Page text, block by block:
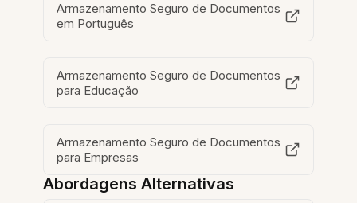
Armazenamento Seguro de Documentos
em Português
Armazenamento Seguro de Documentos
para Educação
Armazenamento Seguro de Documentos
para Empresas
Abordagens Alternativas